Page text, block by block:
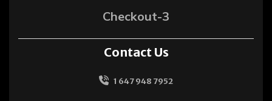
Checkout-3
Contact Us
1 647 948 7952